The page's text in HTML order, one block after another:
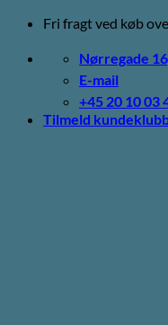
Fortsæt
indhold
Fri fragt ved køb
Nørregade
E-mail
+45 20 10 03
Tilmeld